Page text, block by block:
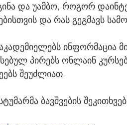
და უამბო, როგორ
და რას გეგმავს
პირებს ონლაინ
შეუძლიათ.
ბავშვების